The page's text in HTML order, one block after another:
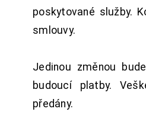
poskytované služby.
smlouvy.
Jedinou změnou
budoucí platby.
předány.